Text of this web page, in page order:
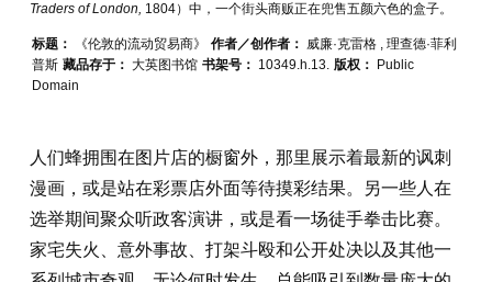
Traders of London, 1804）中，一个街头商贩正在兜售五颜六色的盒子。
标题： 《伦敦的流动贸易商》 作者／创作者： 威廉·克雷格 , 理查德·菲利
普斯 藏品存于： 大英图书馆 书架号： 10349.h.13. 版权：
Public
Domain
人们蜂拥围在图片店的橱窗外，那里展示着最新的讽刺
漫画，或是站在彩票店外面等待摸彩结果。另一些人在
选举期间聚众听政客演讲，或是看一场徒手拳击比赛。
家宅失火、意外事故、打架斗殴和公开处决以及其他一